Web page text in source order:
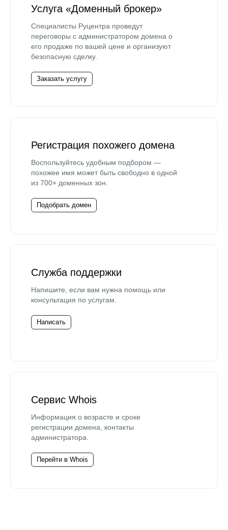
Услуга «Доменный брокер»
Специалисты Руцентра проведут
переговоры с администратором домена о
его продаже по вашей цене и организуют
безопасную сделку.
Заказать услугу
Регистрация похожего домена
Воспользуйтесь удобным подбором —
похожее имя может быть свободно в одной
из 700+ доменных зон.
Подобрать домен
Служба поддержки
Напишите, если вам нужна помощь или
консультация по услугам.
Написать
Сервис Whois
Информация о возрасте и сроке
регистрации домена, контакты
администратора.
Перейти в Whois